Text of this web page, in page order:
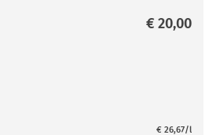
€ 20,00
€ 26,67/l